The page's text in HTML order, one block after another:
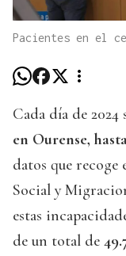
Pacientes en el
Cada día de
en Ourense,
datos que
Social y
estas
de un total de